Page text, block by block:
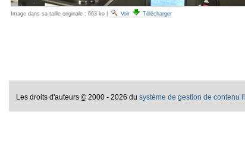
Image dans sa taille originale : 663 ko Voir Télécharger
Les droits d'auteurs© 2000 - 2026 dusystème de gestion de contenu